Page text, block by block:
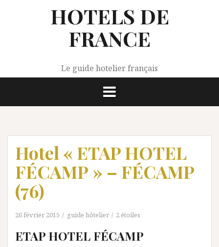
HOTELS DE
FRANCE
Le guide hotelier français
Hotel « ETAP HOTEL
FÉCAMP » – FÉCAMP
(76)
26 février 2015 guide hôtelier 2 étoiles
ETAP HOTEL FÉCAMP